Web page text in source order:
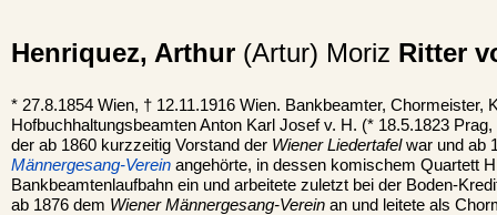
Henriquez, Arthur (Artur) Moriz Ritter
* 27.8.1854 Wien, † 12.11.1916 Wien. Bankbeamter, Chormeister,
Hofbuchhaltungsbeamten Anton Karl Josef v. H. (* 18.5.1823
der ab 1860 kurzzeitig Vorstand der Wiener Liedertafelwar und ab
Männergesang-Verein angehörte, in dessen komischem Quartett
Bankbeamtenlaufbahn ein und arbeitete zuletzt bei der Boden-
ab 1876 dem Wiener Männergesang-Verein an und leitete als